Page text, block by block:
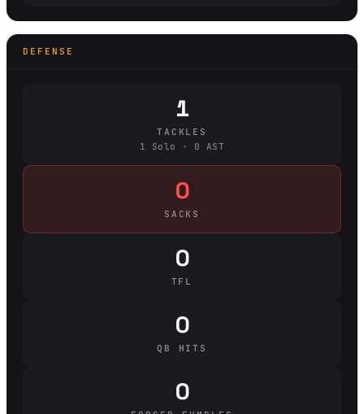
DEFENSE
1
TACKLES
1 Solo · 0 AST
0
SACKS
0
TFL
0
QB HITS
0